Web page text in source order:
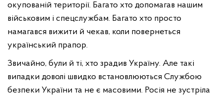
окупованій території. Багато хто допомагав нашим
військовим і спецслужбам. Багато хто просто
намагався вижити й чекав, коли повернеться
український прапор.
Звичайно, були й ті, хто зрадив Україну. Але такі
випадки доволі швидко встановлюються Службою
безпеки України та не є масовими. Росія не зустріла